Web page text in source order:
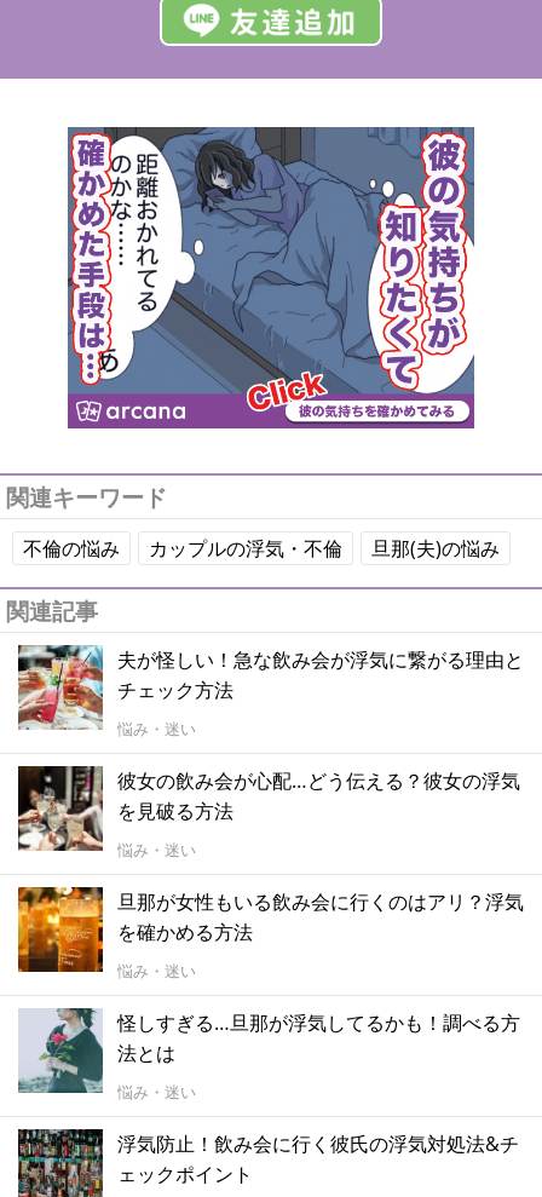
関連キーワード
不倫の悩み カップルの浮気・不倫 旦那(夫)の悩み
関連記事
夫が怪しい！急な飲み会が浮気に繋がる理由と
チェック方法
悩み・迷い
彼女の飲み会が心配…どう伝える？彼女の浮気
を見破る方法
悩み・迷い
旦那が女性もいる飲み会に行くのはアリ？浮気
を確かめる方法
悩み・迷い
怪しすぎる…旦那が浮気してるかも！調べる方
法とは
悩み・迷い
浮気防止！飲み会に行く彼氏の浮気対処法&チ
ェックポイント